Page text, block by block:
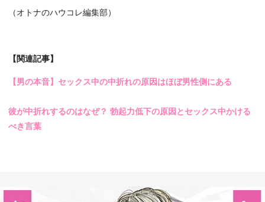
（オトナのハウコレ編集部）
【関連記事】
【男の本音】セックス中の中折れの原因はほぼ男性側にある
彼が中折れするのはなぜ？ 勃起力低下の原因とセックス中かける
べき言葉